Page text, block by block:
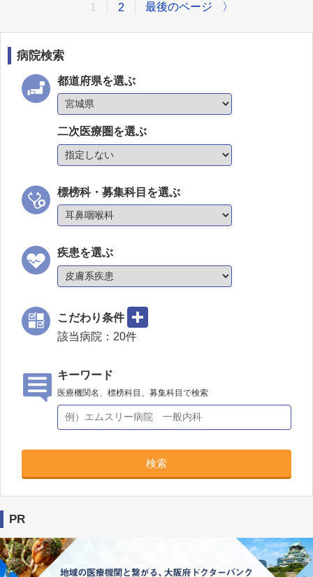
2 最後のページ 〉
病院検索
都道府県を選ぶ
二次医療圏を選ぶ
標榜科・募集科目を選ぶ
疾患を選ぶ
こだわり条件
該当病院： 20件
キーワード
医療機関名、標榜科目、募集科目で検索
検索
PR